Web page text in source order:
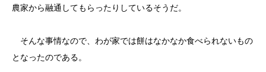
農家から融通してもらったりしているそうだ。
そんな事情なので、わが家では餅はなかなか食べられないもの
となったのである。